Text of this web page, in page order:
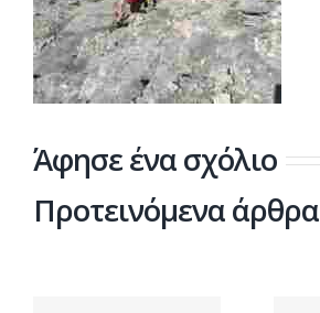
Άφησε ένα σχόλιο
Προτεινόμενα άρθρα